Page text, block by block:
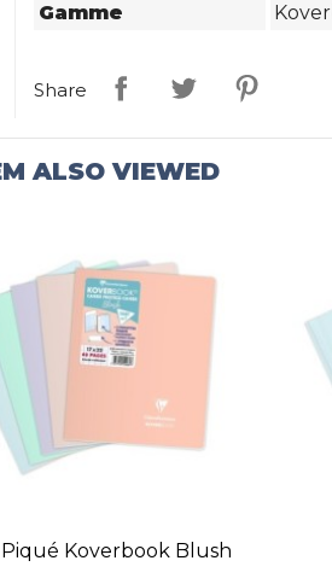
Gamme
Share
ALSO VIEWED
Koverbook Blush